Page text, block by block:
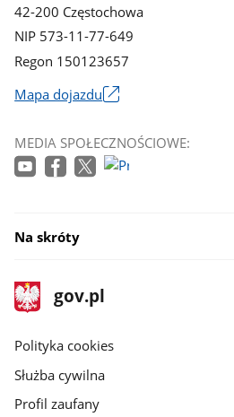
42-200 Częstochowa
NIP 573-11-77-649
Regon 150123657
Mapa dojazdu
się
w
MEDIA SPOŁECZNOŚCIOWE:
Na skróty
stopka
gov.pl
Strona
gov.pl
gov.pl
Polityka cookies
Służba cywilna
Profil zaufany